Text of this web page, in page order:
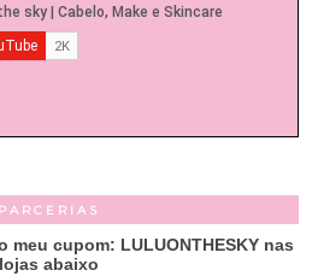
PARCERIAS
cupom: LULUONTHESKY nas
lojas abaixo